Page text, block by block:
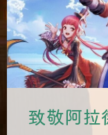
夜间模式
致敬阿拉